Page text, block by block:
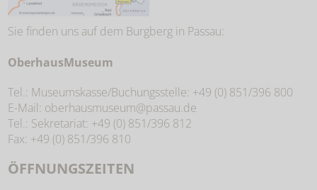
Sie finden uns auf dem Burgberg in Passau:
OberhausMuseum
Tel.: Museumskasse/Buchungsstelle: +49 (0) 851/396 800
E-Mail: oberhausmuseum@passau.de
Tel.: Sekretariat: +49 (0) 851/396 812
Fax: +49 (0) 851/396 810
ÖFFNUNGSZEITEN